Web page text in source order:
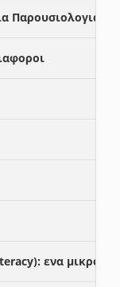
Παρουσιολογια
ενα μικρο